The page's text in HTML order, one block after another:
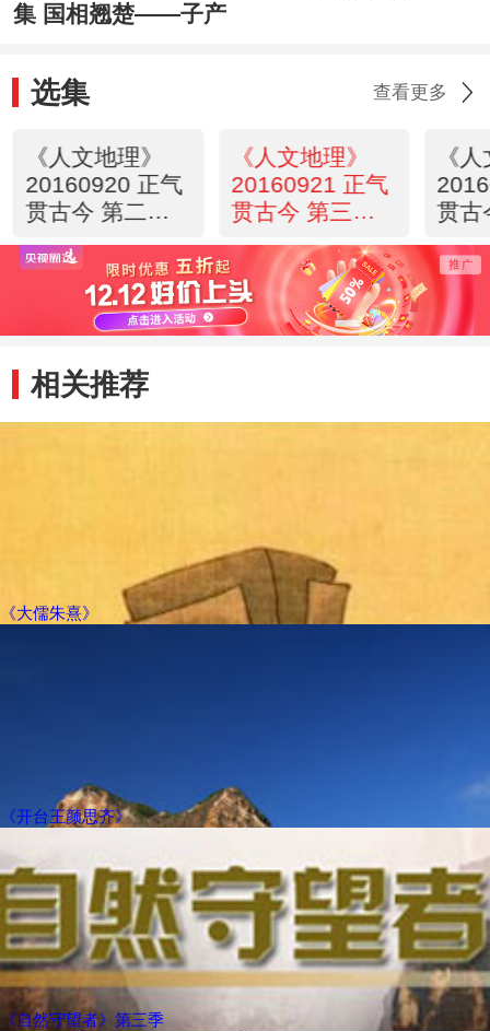
集 国相翘楚——子产
选集 查看更多
《人文地理》
20160920 正气
贯古今 第二集
汤
《人文地理》
20160921 正气
贯古今 第三集
《
贯古
禹锡
相关推荐
《大儒朱熹》
《开台王颜思齐》
《自然守望者》第三季